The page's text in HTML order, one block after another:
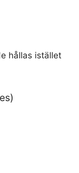
hållas istället